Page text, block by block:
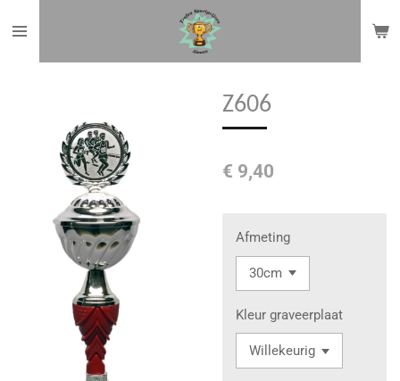
direct
Z606
€ 9,40
Afmeting
Kleur graveerplaat